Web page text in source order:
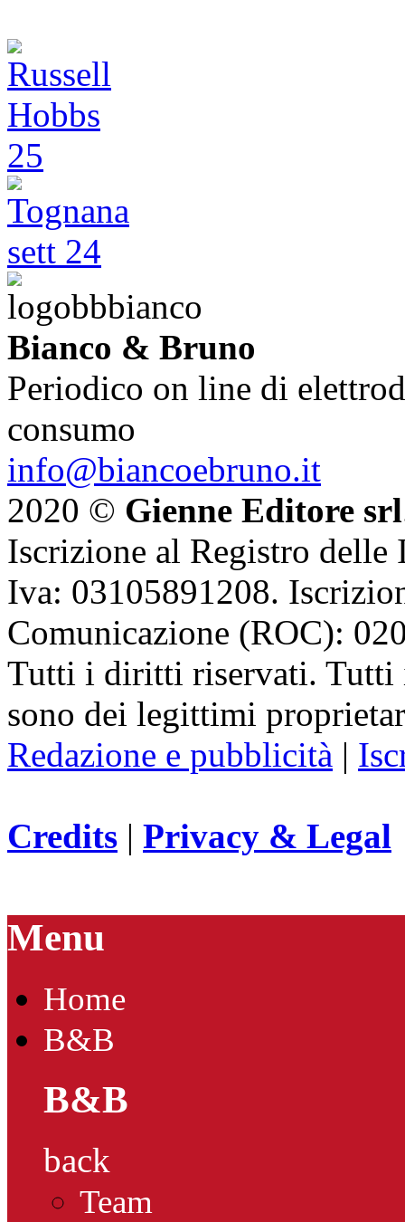
Bianco & Bruno
Periodico on line di
consumo
info@biancoebruno.it
2020 © Gienne Editore srl
Iscrizione al Registro delle
Iva: 03105891208.
Comunicazione (ROC):
Tutti i diritti riservati. Tutti
sono dei legittimi
Redazione e pubblicità |
Credits | Privacy & Legal
Menu
Home
B&B
B&B
back
Team